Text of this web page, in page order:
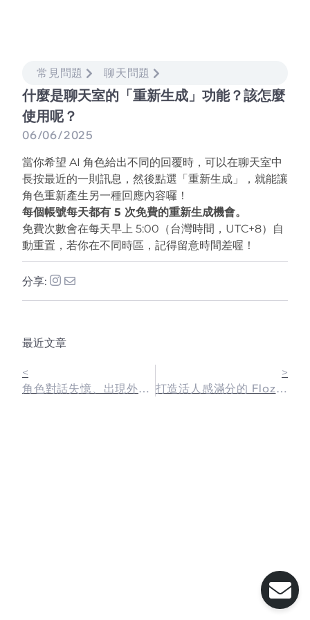
常見問題 聊天問題
什麼是聊天室的「重新生成」功能？該怎麼
使用呢？
06/06/2025
當你希望 AI 角色給出不同的回覆時，可以在聊天室中
長按最近的一則訊息，然後點選「重新生成」，就能讓
角色重新產生另一種回應內容囉！
每個帳號每天都有 5 次免費的重新生成機會。
免費次數會在每天早上 5:00（台灣時間，UTC+8）自
動重置，若你在不同時區，記得留意時間差喔！
分享:
最近文章
<
角色對話失憶、出現外語或不當言論怎麼辦？
>
打造活人感滿分的 Floze AI 角色：新手指南來啦！